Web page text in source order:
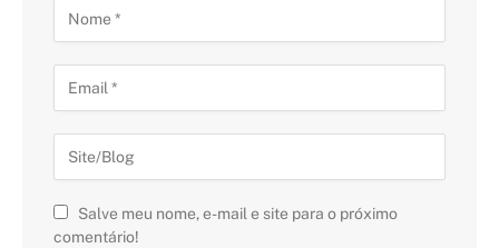
Salve meu nome, e-mail e site para o próximo
comentário!